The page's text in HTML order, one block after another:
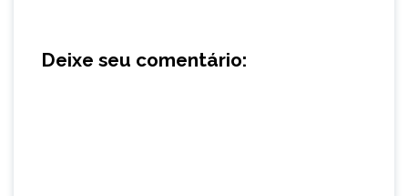
Deixe seu comentário: